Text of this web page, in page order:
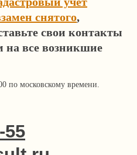
снятого,
свои контакты
все возникшие
по московскому времени.
18.00 по